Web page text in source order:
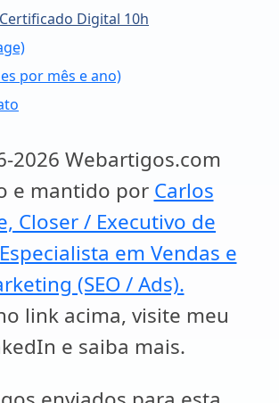
Digital 10h
por mês e ano)
2026 Webartigos.com
e mantido por Carlos
Closer / Executivo de
em Vendas e
(SEO / Ads).
link acima, visite meu
e saiba mais.